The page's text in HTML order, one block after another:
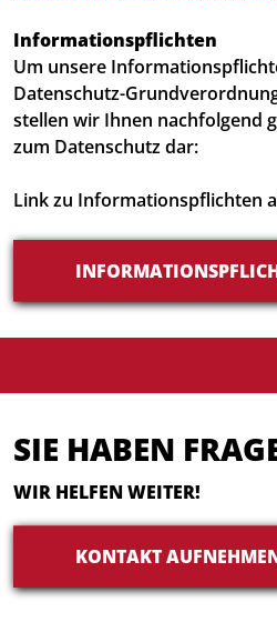
Informationspflichten
Um unsere
Datenschutz-
stellen wir Ihnen nachfolgend
zum Datenschutz dar:
Link zu Informationspflichten
SIE HABEN
WIR HELFEN WEITER!
KONTAKT